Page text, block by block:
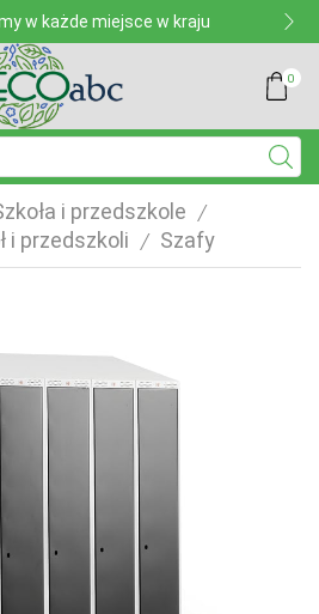
w każde miejsce w kraju
0
i przedszkole /
i przedszkoli / Szafy